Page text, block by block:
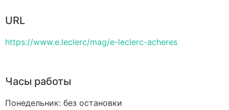
URL
https://www.e.leclerc/mag/e-leclerc-acheres
Часы работы
Понедельник: без остановки